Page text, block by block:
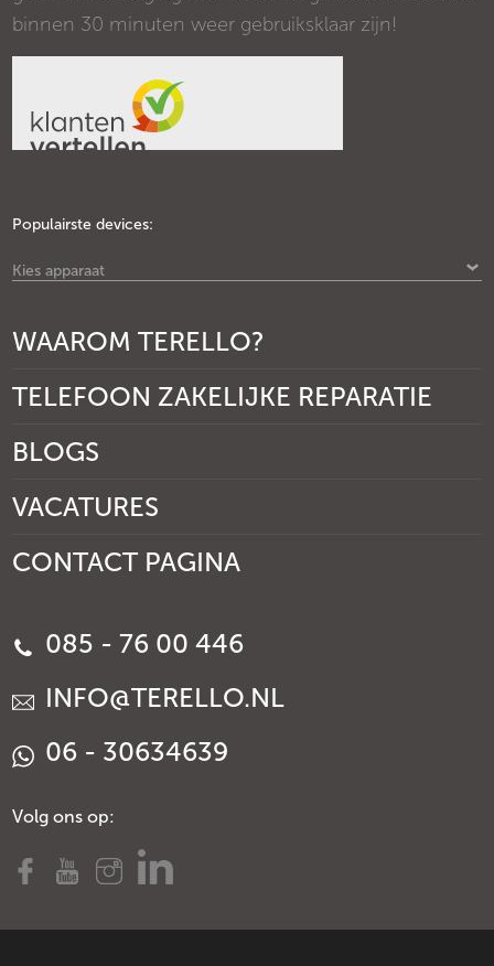
binnen 30 minuten weer gebruiksklaar zijn!
Populairste devices:
Kies apparaat
WAAROM TERELLO?
TELEFOON ZAKELIJKE REPARATIE
BLOGS
VACATURES
CONTACT PAGINA
085 - 76 00 446
INFO@TERELLO.NL
06 - 30634639
Volg ons op: